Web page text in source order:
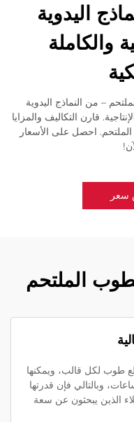
اليدوية
والكاملة
– من النماذج اليدوية
قارن التكاليف والمزايا
الملتحم. احصل على الأسعار
سعر
الملتحم
تصنيع الطوب إنتاج 10 قطع طوب لكل قالب، ويمكنها
أكثر من 30000 قطعة خلال 8 ساعات، وبالتالي فإن قدرتها
الذين يبحثون عن سعة